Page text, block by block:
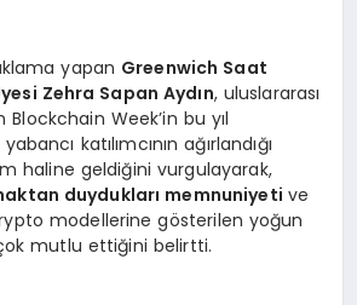
yapan Greenwich Saat
Zehra Sapan Aydın, uluslararası
Week’in bu yıl
katılımcının ağırlandığı
haline geldiğini vurgulayarak,
duydukları memnuniyeti ve
modellerine gösterilen yoğun
mutlu ettiğini belirtti.